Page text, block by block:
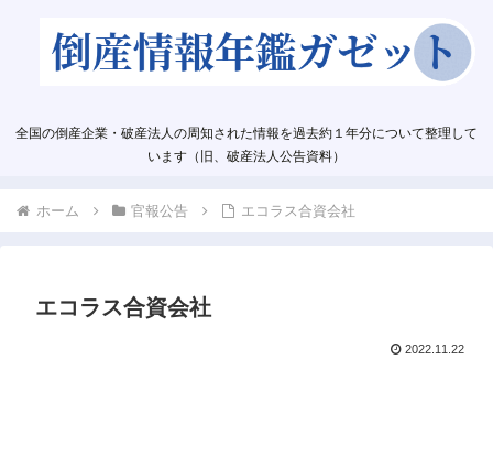
全国の倒産企業・破産法人の周知された情報を過去約１年分について整理して
います（旧、破産法人公告資料）
ホーム 官報公告 エコラス合資会社
エコラス合資会社
2022.11.22